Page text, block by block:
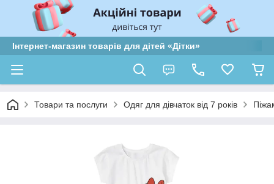
Інтернет-магазин товарів для дітей «Дітки»
Товари та послуги Одяг для дівчаток від 7 років